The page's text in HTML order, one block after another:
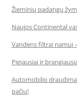
Žieminių padangų
Naujos Continental
Vandens filtrai namui
Pigiausiai ir
Automobilio
pačių!